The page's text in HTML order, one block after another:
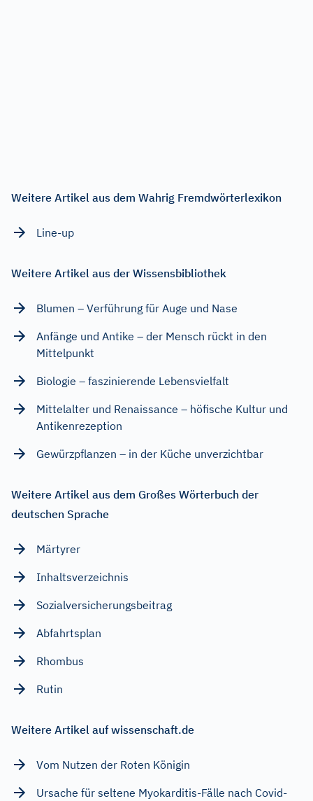
Weitere Artikel aus dem Wahrig Fremdwörterlexikon
Line-up
Weitere Artikel aus der Wissensbibliothek
Blumen – Verführung für Auge und Nase
Anfänge und Antike – der Mensch rückt in den
Mittelpunkt
Biologie – faszinierende Lebensvielfalt
Mittelalter und Renaissance – höfische Kultur und
Antikenrezeption
Gewürzpflanzen – in der Küche unverzichtbar
Weitere Artikel aus dem Großes Wörterbuch der
deutschen Sprache
Märtyrer
Inhaltsverzeichnis
Sozialversicherungsbeitrag
Abfahrtsplan
Rhombus
Rutin
Weitere Artikel auf wissenschaft.de
Vom Nutzen der Roten Königin
Ursache für seltene Myokarditis-Fälle nach Covid-